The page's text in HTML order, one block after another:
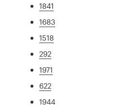
1841
1683
1518
292
1971
622
1944